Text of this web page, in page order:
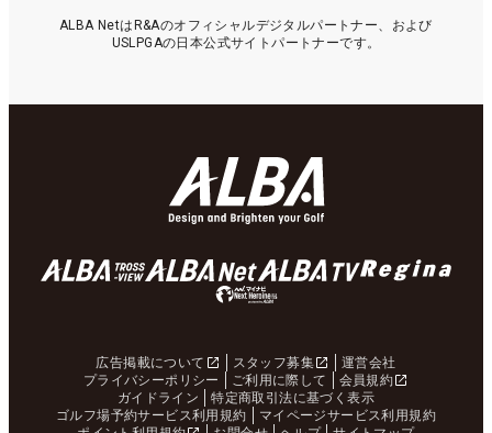
ALBA NetはR&Aのオフィシャルデジタルパートナー、および
USLPGAの日本公式サイトパートナーです。
広告掲載について スタッフ募集
運営会社
プライバシーポリシー
ご利用に際して
会員規約
ガイドライン
特定商取引法に基づく表示
ゴルフ場予約サービス利用規約
マイページサービス利用規約